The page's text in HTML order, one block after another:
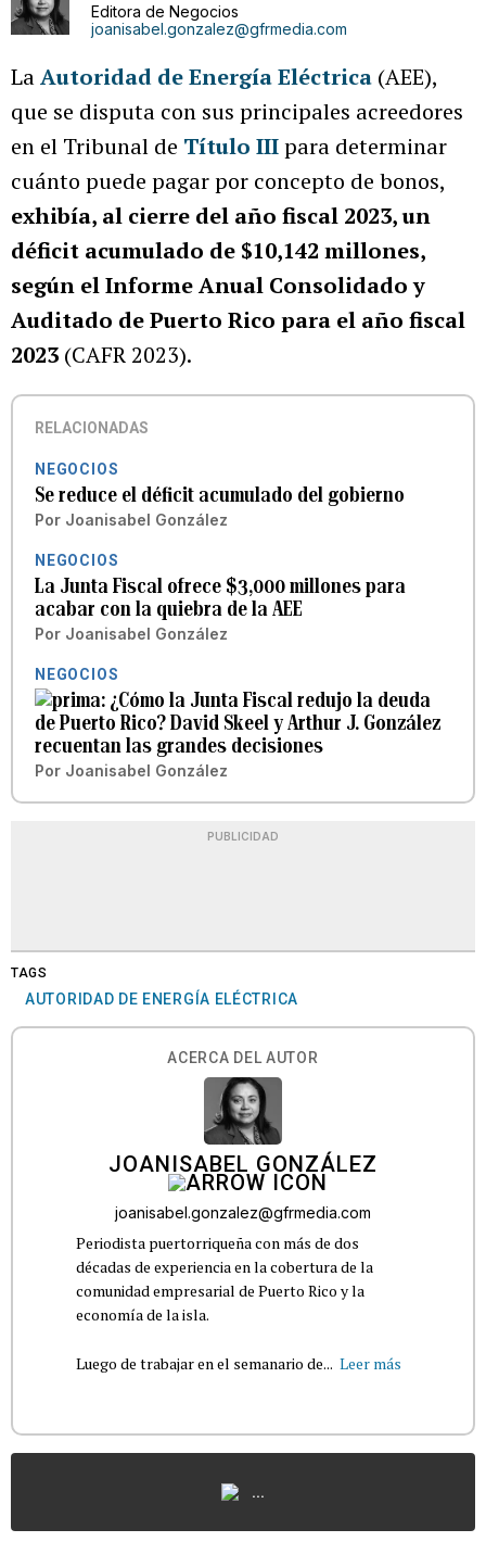
Editora de Negocios
joanisabel.gonzalez@gfrmedia.com
LaAutoridad de Energía Eléctrica (AEE),
que se disputa con sus principales acreedores
en el Tribunal de Título IIIpara determinar
cuánto puede pagar por concepto de bonos,
exhibía, al cierre del año fiscal 2023, un
déficit acumulado de $10,142 millones,
según el Informe Anual Consolidado y
Auditado de Puerto Rico para el año fiscal
2023 (CAFR 2023).
RELACIONADAS
NEGOCIOS
Se reduce el déficit acumulado del gobierno
Por Joanisabel González
NEGOCIOS
La Junta Fiscal ofrece $3,000 millones para
acabar con la quiebra de la AEE
Por Joanisabel González
NEGOCIOS
¿Cómo la Junta Fiscal redujo la deuda
de Puerto Rico? David Skeel y Arthur J. González
recuentan las grandes decisiones
Por Joanisabel González
PUBLICIDAD
TAGS
AUTORIDAD DE ENERGÍA ELÉCTRICA
ACERCA DEL AUTOR
JOANISABEL GONZÁLEZ
joanisabel.gonzalez@gfrmedia.com
Periodista puertorriqueña con más de dos
décadas de experiencia en la cobertura de la
comunidad empresarial de Puerto Rico y la
economía de la isla.
Luego de trabajar en el semanario de... Leer más
...